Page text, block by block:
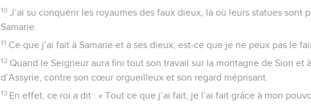
10 J’ai su conquérir les royaumes des faux dieux, là où leurs statues sont
Samarie.
11 Ce que j’ai fait à Samarie et à ses dieux, est-ce que je ne peux pas le
12 Quand le Seigneur aura fini tout son travail sur la montagne de Sion et
d’Assyrie, contre son cœur orgueilleux et son regard méprisant.
13 En effet, ce roi a dit : « Tout ce que j’ai fait, je l’ai fait grâce à mon